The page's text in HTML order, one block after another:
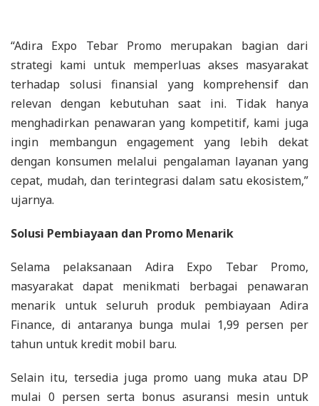
“Adira Expo Tebar Promo merupakan bagian dari
strategi kami untuk memperluas akses masyarakat
terhadap solusi finansial yang komprehensif dan
relevan dengan kebutuhan saat ini. Tidak hanya
menghadirkan penawaran yang kompetitif, kami juga
ingin membangun engagement yang lebih dekat
dengan konsumen melalui pengalaman layanan yang
cepat, mudah, dan terintegrasi dalam satu ekosistem,”
ujarnya.
Solusi Pembiayaan dan Promo Menarik
Selama pelaksanaan Adira Expo Tebar Promo,
masyarakat dapat menikmati berbagai penawaran
menarik untuk seluruh produk pembiayaan Adira
Finance, di antaranya bunga mulai 1,99 persen per
tahun untuk kredit mobil baru.
Selain itu, tersedia juga promo uang muka atau DP
mulai 0 persen serta bonus asuransi mesin untuk